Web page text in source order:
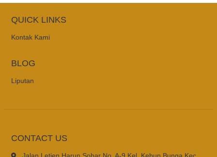
QUICK LINKS
Kontak Kami
BLOG
Liputan
CONTACT US